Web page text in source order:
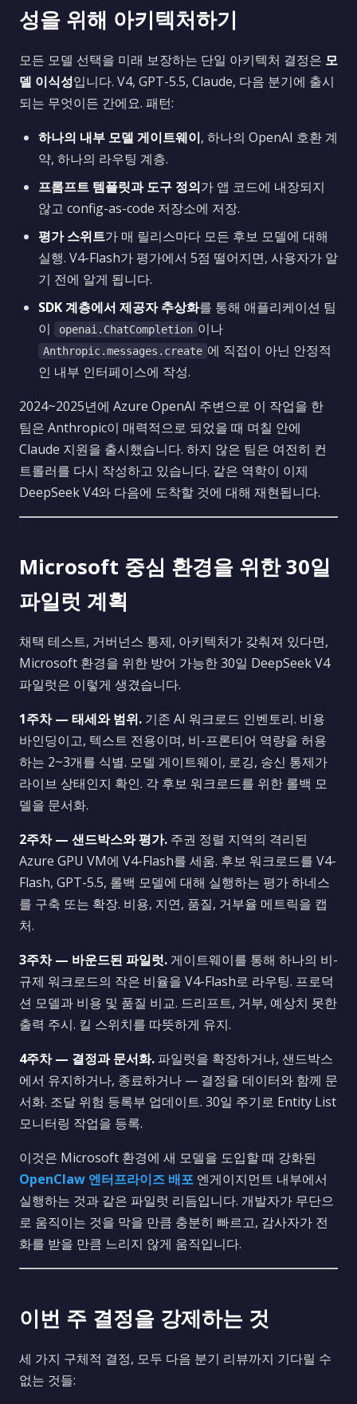
성을 위해 아키텍처하기
모든 모델 선택을 미래 보장하는 단일 아키텍처 결정은 모
델 이식성입니다. V4, GPT-5.5, Claude, 다음 분기에 출시
되는 무엇이든 간에요. 패턴:
하나의 내부 모델 게이트웨이, 하나의 OpenAI 호환 계
약, 하나의 라우팅 계층.
프롬프트 템플릿과 도구 정의가 앱 코드에 내장되지
않고 config-as-code 저장소에 저장.
평가 스위트가 매 릴리스마다 모든 후보 모델에 대해
실행. V4-Flash가 평가에서 5점 떨어지면, 사용자가 알
기 전에 알게 됩니다.
SDK 계층에서 제공자 추상화를 통해 애플리케이션 팀
이
openai.ChatCompletion 이나
Anthropic.messages.create 에 직접이 아닌 안정적
인 내부 인터페이스에 작성.
2024~2025년에 Azure OpenAI 주변으로 이 작업을 한
팀은 Anthropic이 매력적으로 되었을 때 며칠 안에
Claude 지원을 출시했습니다. 하지 않은 팀은 여전히 컨
트롤러를 다시 작성하고 있습니다. 같은 역학이 이제
DeepSeek V4와 다음에 도착할 것에 대해 재현됩니다.
Microsoft 중심 환경을 위한 30일
파일럿 계획
채택 테스트, 거버넌스 통제, 아키텍처가 갖춰져 있다면,
Microsoft 환경을 위한 방어 가능한 30일 DeepSeek V4
파일럿은 이렇게 생겼습니다.
1주차 — 태세와 범위. 기존 AI 워크로드 인벤토리. 비용
바인딩이고, 텍스트 전용이며, 비-프론티어 역량을 허용
하는 2~3개를 식별. 모델 게이트웨이, 로깅, 송신 통제가
라이브 상태인지 확인. 각 후보 워크로드를 위한 롤백 모
델을 문서화.
2주차 — 샌드박스와 평가. 주권 정렬 지역의 격리된
Azure GPU VM에 V4-Flash를 세움. 후보 워크로드를 V4-
Flash, GPT-5.5, 롤백 모델에 대해 실행하는 평가 하네스
를 구축 또는 확장. 비용, 지연, 품질, 거부율 메트릭을 캡
처.
3주차 — 바운드된 파일럿. 게이트웨이를 통해 하나의 비-
규제 워크로드의 작은 비율을 V4-Flash로 라우팅. 프로덕
션 모델과 비용 및 품질 비교. 드리프트, 거부, 예상치 못한
출력 주시. 킬 스위치를 따뜻하게 유지.
4주차 — 결정과 문서화. 파일럿을 확장하거나, 샌드박스
에서 유지하거나, 종료하거나 — 결정을 데이터와 함께 문
서화. 조달 위험 등록부 업데이트. 30일 주기로 Entity List
모니터링 작업을 등록.
이것은 Microsoft 환경에 새 모델을 도입할 때 강화된
OpenClaw 엔터프라이즈 배포 엔게이지먼트 내부에서
실행하는 것과 같은 파일럿 리듬입니다. 개발자가 무단으
로 움직이는 것을 막을 만큼 충분히 빠르고, 감사자가 전
화를 받을 만큼 느리지 않게 움직입니다.
이번 주 결정을 강제하는 것
세 가지 구체적 결정, 모두 다음 분기 리뷰까지 기다릴 수
없는 것들: